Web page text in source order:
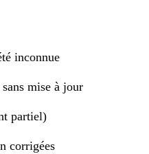
inconnue
mise à jour
partiel)
corrigées